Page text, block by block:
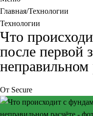
Главная Технологии
Технологии
Что
после первой
неправильном
От Secure